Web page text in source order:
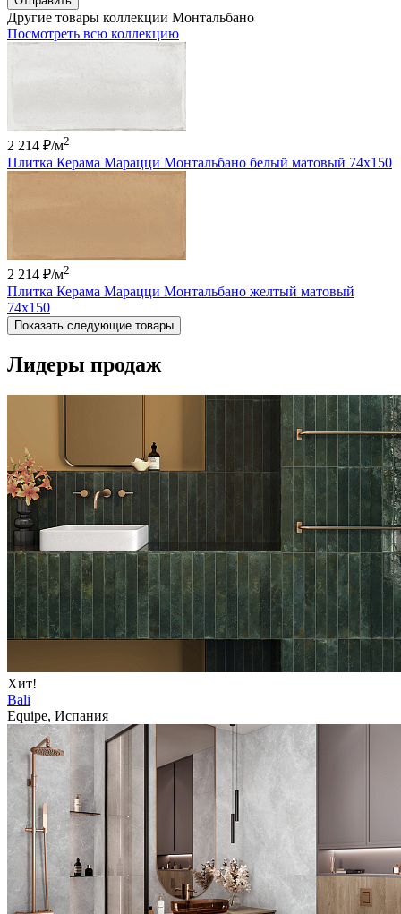
Другие товары коллекции Монтальбано
Посмотреть всю коллекцию
2 214 ₽/м2
Плитка Керама Марацци Монтальбано белый матовый 74x150
2 214 ₽/м2
Плитка Керама Марацци Монтальбано желтый матовый
74x150
Показать следующие товары
Лидеры продаж
Хит!
Bali
Equipe, Испания